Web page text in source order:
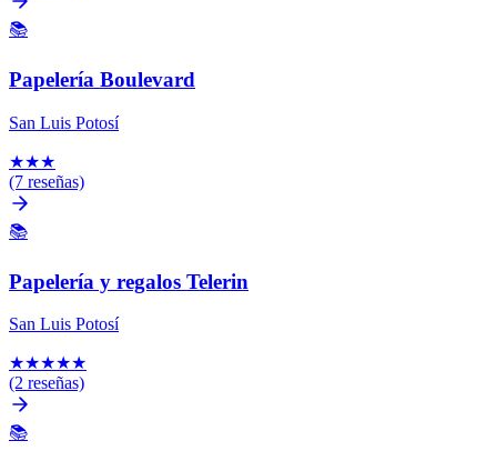
📚
Papelería Boulevard
San Luis Potosí
★★★
(7 reseñas)
📚
Papelería y regalos Telerin
San Luis Potosí
★★★★★
(2 reseñas)
📚